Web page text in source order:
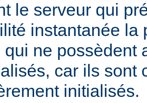
le serveur qui
instantanée la
qui ne possèdent
car ils sont
initialisés.